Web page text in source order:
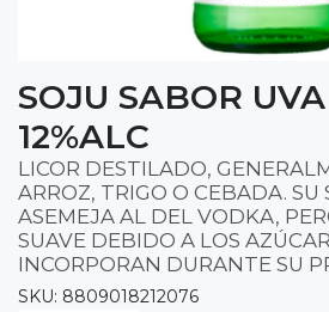
SOJU SABOR
12%ALC
LICOR DESTILADO,
ARROZ, TRIGO O CEBADA. SU
ASEMEJA AL DEL VODKA,
SUAVE DEBIDO A LOS
INCORPORAN DURANTE SU
SKU: 8809018212076